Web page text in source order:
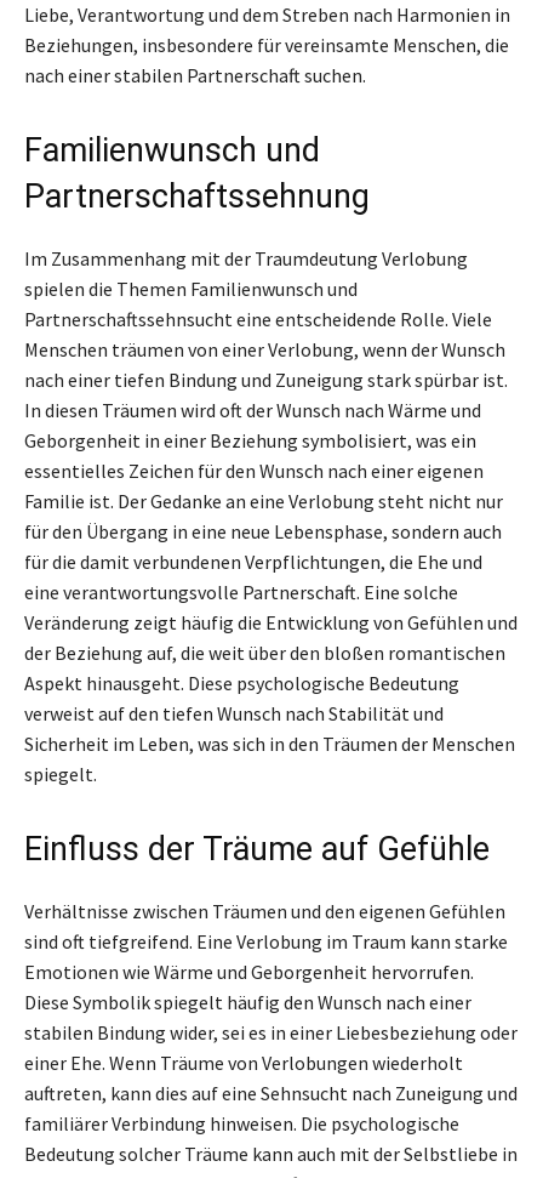
Liebe, Verantwortung und dem Streben nach Harmonien in
Beziehungen, insbesondere für vereinsamte Menschen, die
nach einer stabilen Partnerschaft suchen.
Familienwunsch und
Partnerschaftssehnung
Im Zusammenhang mit der Traumdeutung Verlobung
spielen die Themen Familienwunsch und
Partnerschaftssehnsucht eine entscheidende Rolle. Viele
Menschen träumen von einer Verlobung, wenn der Wunsch
nach einer tiefen Bindung und Zuneigung stark spürbar ist.
In diesen Träumen wird oft der Wunsch nach Wärme und
Geborgenheit in einer Beziehung symbolisiert, was ein
essentielles Zeichen für den Wunsch nach einer eigenen
Familie ist. Der Gedanke an eine Verlobung steht nicht nur
für den Übergang in eine neue Lebensphase, sondern auch
für die damit verbundenen Verpflichtungen, die Ehe und
eine verantwortungsvolle Partnerschaft. Eine solche
Veränderung zeigt häufig die Entwicklung von Gefühlen und
der Beziehung auf, die weit über den bloßen romantischen
Aspekt hinausgeht. Diese psychologische Bedeutung
verweist auf den tiefen Wunsch nach Stabilität und
Sicherheit im Leben, was sich in den Träumen der Menschen
spiegelt.
Einfluss der Träume auf Gefühle
Verhältnisse zwischen Träumen und den eigenen Gefühlen
sind oft tiefgreifend. Eine Verlobung im Traum kann starke
Emotionen wie Wärme und Geborgenheit hervorrufen.
Diese Symbolik spiegelt häufig den Wunsch nach einer
stabilen Bindung wider, sei es in einer Liebesbeziehung oder
einer Ehe. Wenn Träume von Verlobungen wiederholt
auftreten, kann dies auf eine Sehnsucht nach Zuneigung und
familiärer Verbindung hinweisen. Die psychologische
Bedeutung solcher Träume kann auch mit der Selbstliebe in